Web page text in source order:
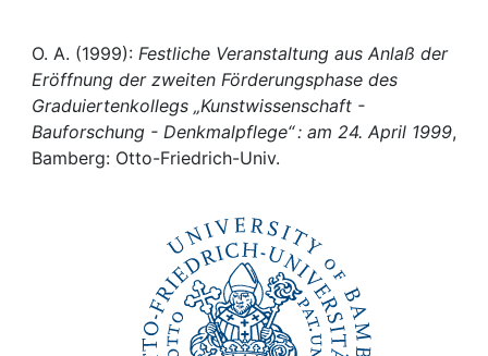
O. A. (1999): Festliche Veranstaltung aus Anlaß der
Eröffnung der zweiten Förderungsphase des
Graduiertenkollegs „Kunstwissenschaft -
Bauforschung - Denkmalpflege“ : am 24. April 1999,
Bamberg: Otto-Friedrich-Univ.